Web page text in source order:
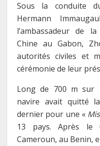
Sous la conduite
Hermann
l’ambassadeur de
Chine au Gabon,
autorités civiles et
cérémonie de leur
Long de 700 m sur
navire avait quitté
dernier pour une «
13 pays. Après le
Cameroun, au Benin,